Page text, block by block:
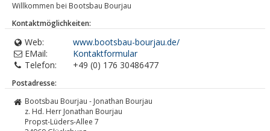
Willkommen bei Bootsbau Bourjau
Kontaktmöglichkeiten:
Web:
www.bootsbau-bourjau.de/
EMail:
Kontaktformular
Telefon:
+49 (0) 176 30486477
Postadresse:
Bootsbau Bourjau - Jonathan Bourjau
z. Hd. Herr Jonathan Bourjau
Propst-Lüders-Allee 7